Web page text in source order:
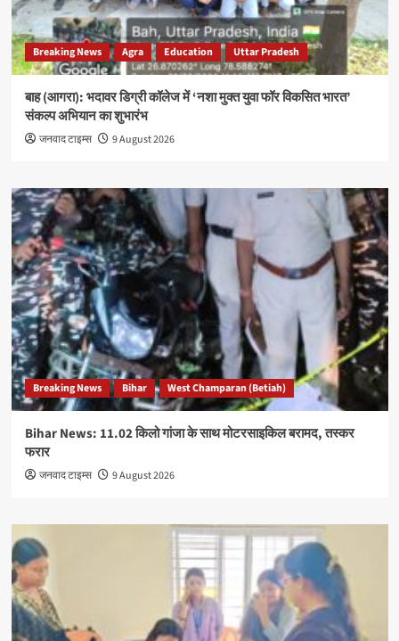
Breaking News Agra Education Uttar Pradesh
बाह (आगरा): भदावर डिग्री कॉलेज में ‘नशा मुक्त युवा फॉर विकसित भारत’
संकल्प अभियान का शुभारंभ
जनवाद टाइम्स 9 August 2026
Breaking News Bihar West Champaran (Betiah)
Bihar News: 11.02 किलो गांजा के साथ मोटरसाइकिल बरामद, तस्कर
फरार
जनवाद टाइम्स 9 August 2026